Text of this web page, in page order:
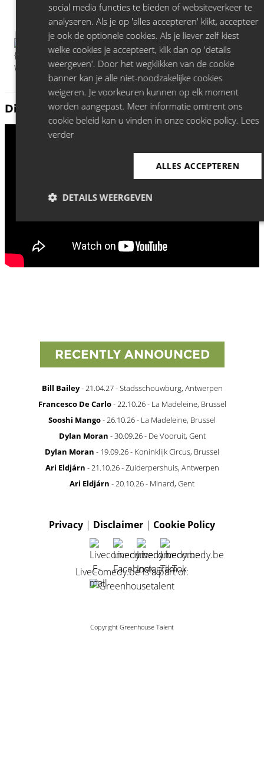
Discover more Jeroen Leenders:
RECENTLY ANNOUNCED
Bill Bailey- 21.04.27 - Stadsschouwburg, Antwerpen
Francesco De Carlo- 22.10.26 - La Madeleine, Brussel
Sooshi Mango- 26.10.26 - La Madeleine, Brussel
Dylan Moran - 30.09.26 - De Vooruit, Gent
Dylan Moran - 19.09.26 - Koninklijk Circus, Brussel
Ari Eldjárn - 21.10.26 - Zuiderpershuis, Antwerpen
Ari Eldjárn - 20.10.26 - Minard, Gent
Privacy | Disclaimer | Cookie Policy
LiveComedy.be is a part of:
Copyright Greenhouse Talent
social media functies te bieden of websiteverkeer te
analyseren. Als je op 'alles accepteren' klikt, accepteer
je ook de optionele cookies. Als je liever zelf kiest
welke cookies je accepteert, klik dan op 'details
weergeven'. Door het wegklikken van de cookie
banner kan je alle niet-noodzakelijke cookies
weigeren. Je voorkeuren kunnen op elk moment
worden aangepast. Meer informatie omtrent ons
cookie beleid kan u vinden in onze cookie policy. Lees
verder
ALLES ACCEPTEREN
DETAILS WEERGEVEN